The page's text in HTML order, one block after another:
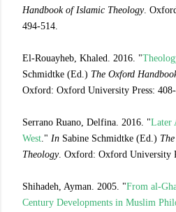
Handbook of Islamic Theology.
494-514.
El-Rouayheb, Khaled. 2016. "
Schmidtke (Ed.) The Oxford
Oxford: Oxford University Press:
Serrano Ruano, Delfina. 2016. "Later
West." In Sabine Schmidtke (Ed.)
Theology. Oxford: Oxford University
Shihadeh, Ayman. 2005. "From al-
Century Developments in Muslim